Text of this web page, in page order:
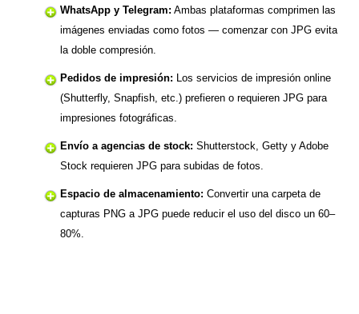
WhatsApp y Telegram: Ambas plataformas comprimen las
imágenes enviadas como fotos — comenzar con JPG evita
la doble compresión.
Pedidos de impresión: Los servicios de impresión online
(Shutterfly, Snapfish, etc.) prefieren o requieren JPG para
impresiones fotográficas.
Envío a agencias de stock: Shutterstock, Getty y Adobe
Stock requieren JPG para subidas de fotos.
Espacio de almacenamiento: Convertir una carpeta de
capturas PNG a JPG puede reducir el uso del disco un 60–
80%.